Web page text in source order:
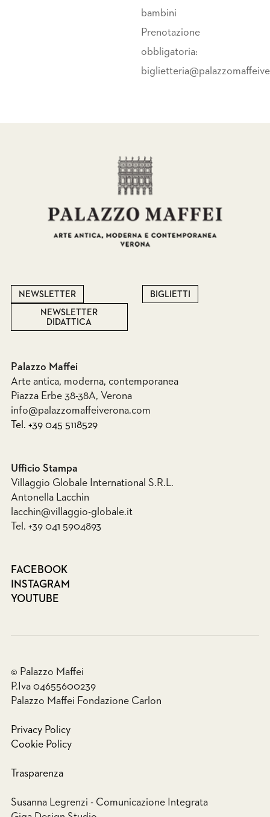
bambini
Prenotazione
obbligatoria:
NEWSLETTER
NEWSLETTER
DIDATTICA
BIGLIETTI
Palazzo Maffei
Arte antica, moderna, contemporanea
Piazza Erbe 38-38A, Verona
info@palazzomaffeiverona.com
Tel. +39 045 5118529
Ufficio Stampa
Villaggio Globale International S.R.L.
Antonella Lacchin
lacchin@villaggio-globale.it
Tel. +39 041 5904893
FACEBOOK
INSTAGRAM
YOUTUBE
© Palazzo Maffei
P.Iva 04655600239
Palazzo Maffei Fondazione Carlon
Privacy Policy
Cookie Policy
Trasparenza
Susanna Legrenzi - Comunicazione Integrata